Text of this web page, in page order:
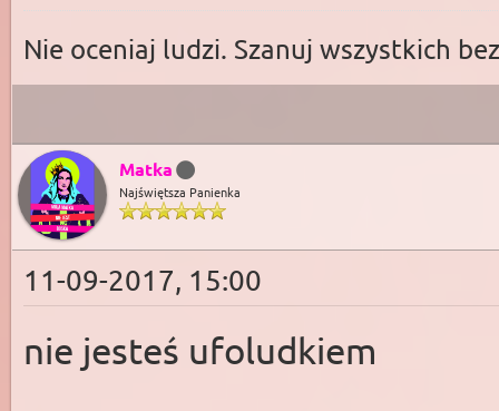
Nie oceniaj ludzi. Szanuj wszystkich
Matka
Najświętsza Panienka
11-09-2017, 15:00
nie jesteś ufoludkiem